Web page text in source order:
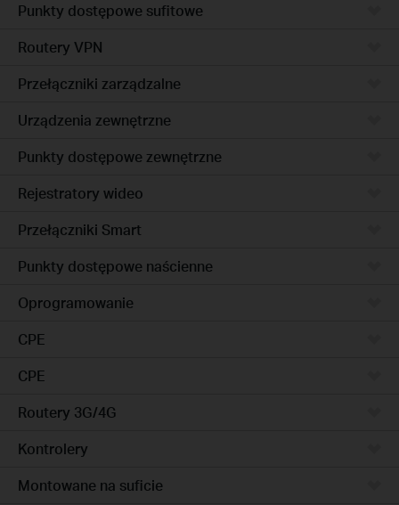
Punkty dostępowe sufitowe
Routery VPN
Przełączniki zarządzalne
Urządzenia zewnętrzne
Punkty dostępowe zewnętrzne
Rejestratory wideo
Przełączniki Smart
Punkty dostępowe naścienne
Oprogramowanie
CPE
CPE
Routery 3G/4G
Kontrolery
Montowane na suficie